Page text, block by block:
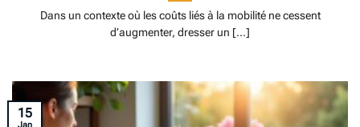
Dans un contexte où les coûts liés à la mobilité ne cessent
d’augmenter, dresser un [...]
15